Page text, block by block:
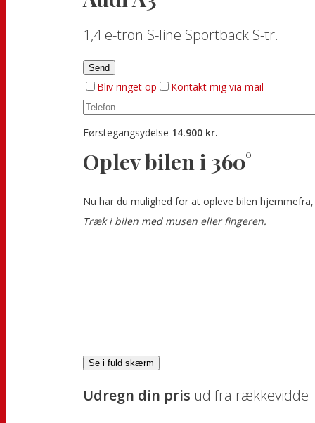
1,4 e-tron S-line Sportback S-tr.
Bliv ringet op Kontakt mig via mail
Førstegangsydelse 14.900 kr.
Oplev bilen i 360°
Nu har du mulighed for at opleve bilen
Træk i bilen med musen eller fingeren.
Se i fuld skærm
Udregn din pris ud fra rækkevidde